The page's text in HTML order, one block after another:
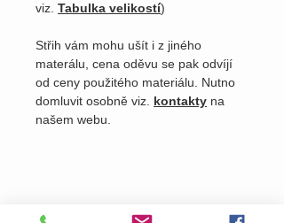
viz. Tabulka velikostí)
Střih vám mohu ušít i z jiného
materálu, cena oděvu se pak odvíjí
od ceny použitého materiálu. Nutno
domluvit osobně viz. kontakty na
našem webu.